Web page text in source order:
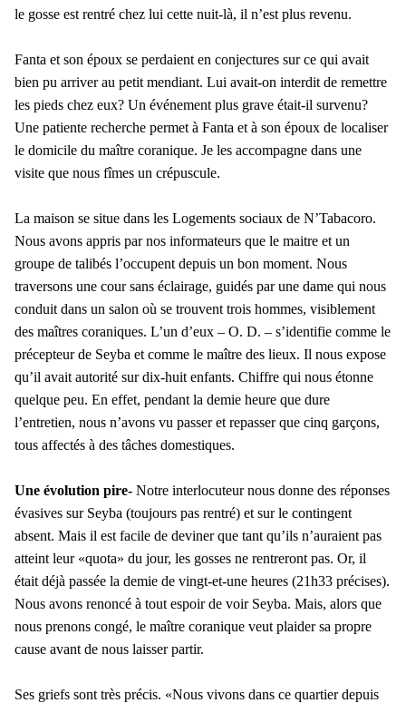
le gosse est rentré chez lui cette nuit-là, il n’est plus revenu.
Fanta et son époux se perdaient en conjectures sur ce qui avait
bien pu arriver au petit mendiant. Lui avait-on interdit de remettre
les pieds chez eux? Un événement plus grave était-il survenu?
Une patiente recherche permet à Fanta et à son époux de localiser
le domicile du maître coranique. Je les accompagne dans une
visite que nous fîmes un crépuscule.
La maison se situe dans les Logements sociaux de N’Tabacoro.
Nous avons appris par nos informateurs que le maitre et un
groupe de talibés l’occupent depuis un bon moment. Nous
traversons une cour sans éclairage, guidés par une dame qui nous
conduit dans un salon où se trouvent trois hommes, visiblement
des maîtres coraniques. L’un d’eux – O. D. – s’identifie comme le
précepteur de Seyba et comme le maître des lieux. Il nous expose
qu’il avait autorité sur dix-huit enfants. Chiffre qui nous étonne
quelque peu. En effet, pendant la demie heure que dure
l’entretien, nous n’avons vu passer et repasser que cinq garçons,
tous affectés à des tâches domestiques.
Une évolution pire- Notre interlocuteur nous donne des réponses
évasives sur Seyba (toujours pas rentré) et sur le contingent
absent. Mais il est facile de deviner que tant qu’ils n’auraient pas
atteint leur «quota» du jour, les gosses ne rentreront pas. Or, il
était déjà passée la demie de vingt-et-une heures (21h33 précises).
Nous avons renoncé à tout espoir de voir Seyba. Mais, alors que
nous prenons congé, le maître coranique veut plaider sa propre
cause avant de nous laisser partir.
Ses griefs sont très précis. «Nous vivons dans ce quartier depuis